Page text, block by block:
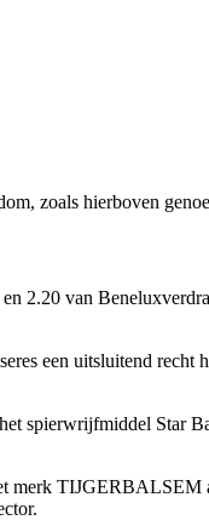
zoals hierboven
2.20 van
een uitsluitend recht
spierwrijfmiddel Star
merk